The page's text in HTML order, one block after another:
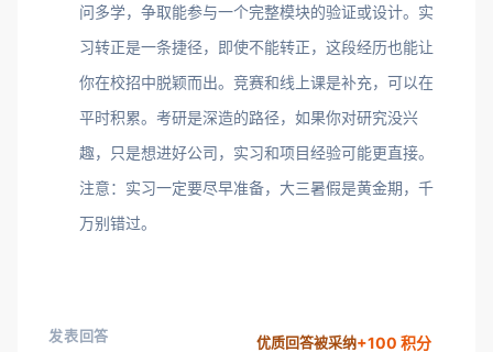
问多学，争取能参与一个完整模块的验证或设计。实
习转正是一条捷径，即使不能转正，这段经历也能让
你在校招中脱颖而出。竞赛和线上课是补充，可以在
平时积累。考研是深造的路径，如果你对研究没兴
趣，只是想进好公司，实习和项目经验可能更直接。
注意：实习一定要尽早准备，大三暑假是黄金期，千
万别错过。
发表回答 优质回答被采纳+100 积分